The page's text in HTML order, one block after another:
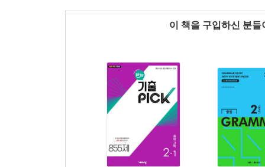
이 책을 구입하신 분